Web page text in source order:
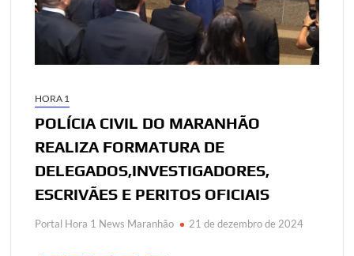
HORA 1
POLÍCIA CIVIL DO MARANHÃO
REALIZA FORMATURA DE
DELEGADOS,INVESTIGADORES,
ESCRIVÃES E PERITOS OFICIAIS
Portal Hora 1 News Maranhão 21 de dezembro de 2024